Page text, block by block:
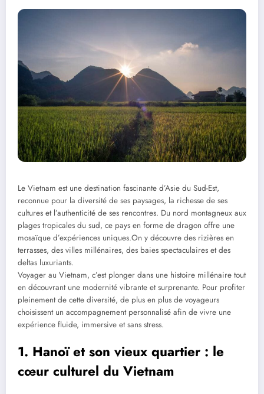
Le Vietnam est une destination fascinante d’Asie du Sud-Est,
reconnue pour la diversité de ses paysages, la richesse de ses
cultures et l’authenticité de ses rencontres. Du nord montagneux aux
plages tropicales du sud, ce pays en forme de dragon offre une
mosaïque d’expériences uniques.On y découvre des rizières en
terrasses, des villes millénaires, des baies spectaculaires et des
deltas luxuriants.
Voyager au Vietnam, c’est plonger dans une histoire millénaire tout
en découvrant une modernité vibrante et surprenante. Pour profiter
pleinement de cette diversité, de plus en plus de voyageurs
choisissent un accompagnement personnalisé afin de vivre une
expérience fluide, immersive et sans stress.
1. Hanoï et son vieux quartier : le
cœur culturel du Vietnam